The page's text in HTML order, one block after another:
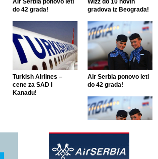
do 42 grada!
gradova iz Beograda!
Turkish Airlines –
cene za SAD i
Kanadu!
Air Serbia ponovo leti
do 42 grada!
Air Serbia ponovo leti